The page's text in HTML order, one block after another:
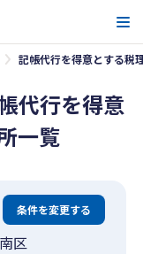
記帳代行を得意とする税
代行を得意
一覧
条件を変更する
区